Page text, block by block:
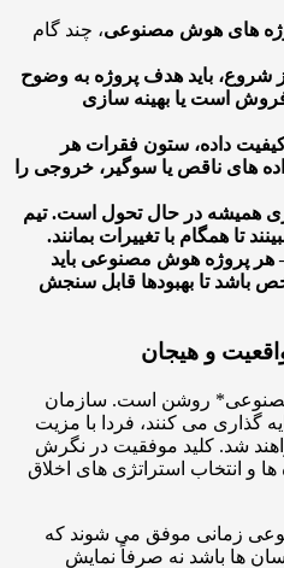
هوش مصنوعی، چند گام
باید هدف پروژه به وضوح
یا بهینه سازی
داده، ستون فقرات هر
یا سوگیر، خروجی را
در حال تحول است. تیم
همگام با تغییرات بمانند.
هوش مصنوعی باید
تا بهبودها قابل سنجش
و هیجان
روشن است. سازمان
می کنند، فردا با مزیت
کلید موفقیت در نگرش
استراتژی های اخلاق
موفق می شوند که
باشد نه صرفاً نمایش